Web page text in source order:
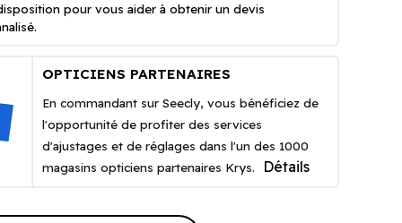
pour vous aider à obtenir un devis
OPTICIENS PARTENAIRES
En commandant sur Seecly, vous bénéficiez de
l'opportunité de profiter des services
d'ajustages et de réglages dans l'un des 1000
magasins opticiens partenaires Krys.
Détails